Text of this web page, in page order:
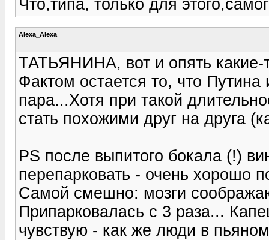
Что,типа, только для
Alexa_Alexa
ТАТЬЯНИНА, вот и опять какие-
Фактом остается то, что
пара...Хотя при такой
стать похожими друг на друга
PS после выпитого бокала (!)
перепарковать - очень хорошо
Самой смешно: мозги
Припарковалась с 3 раза...
чувствую - как же люди в